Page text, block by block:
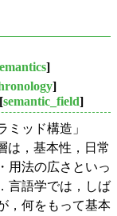
]
]
semantic_field]
ッド構造」
は，基本性，日常
用法の広さといっ
言語学では，しば
，何をもって基本